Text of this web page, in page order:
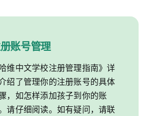
账号管理
哈维中文学校注册管理指南》详
绍了管理你的注册账号的具体
，如怎样添加孩子到你的账
请仔细阅读。如有疑问，请联